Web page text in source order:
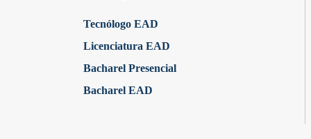
Tecnólogo EAD
Licenciatura EAD
Bacharel Presencial
Bacharel EAD